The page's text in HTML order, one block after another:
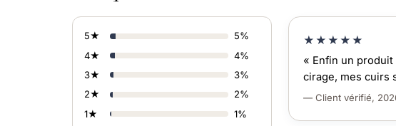
5★
5%
4★
4%
3★
3%
2★
2%
1★
1%
★★★★★
« Enfin un
cirage, mes cuirs
— Client vérifié,